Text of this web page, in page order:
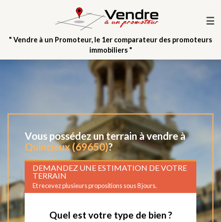
☰
" Vendre à un Promoteur, le 1er comparateur des promoteurs
immobiliers "
Vous possédez un terrain à vendre à
Quincieux (69650)?
DEMANDEZ UNE ESTIMATION DE VOTRE
TERRAIN
Et recevez plusieurs propositions sous 8 jours.
Quel est votre type de bien ?